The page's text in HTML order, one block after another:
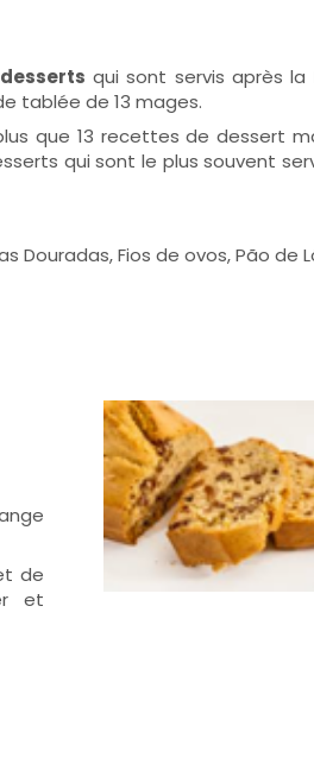
qui sont servis après la
tablée de 13 mages.
que 13 recettes de dessert
qui sont le plus souvent
Douradas, Fios de ovos, Pão de
de
et